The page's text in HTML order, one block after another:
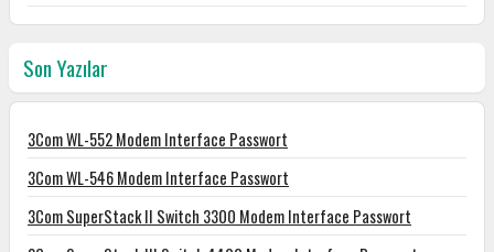
Son Yazılar
3Com WL-552 Modem Interface Passwort
3Com WL-546 Modem Interface Passwort
3Com SuperStack II Switch 3300 Modem Interface Passwort